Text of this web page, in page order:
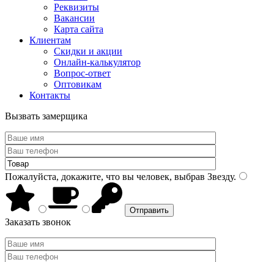
Реквизиты
Вакансии
Карта сайта
Клиентам
Скидки и акции
Онлайн-калькулятор
Вопрос-ответ
Оптовикам
Контакты
Вызвать замерщика
Пожалуйста, докажите, что вы человек, выбрав Звезду.
Заказать звонок